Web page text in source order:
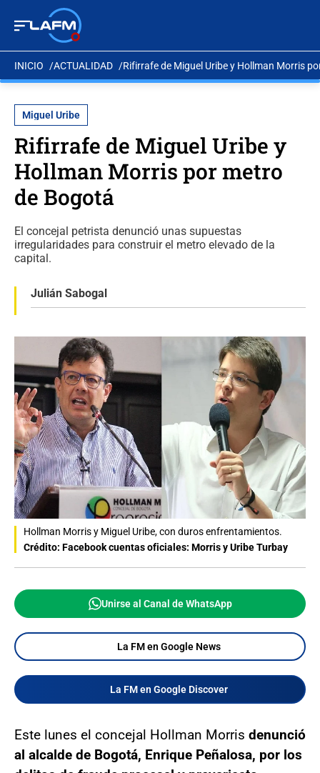
INICIO ACTUALIDAD Rifirrafe de Miguel Uribe y Hollman Morris
Miguel Uribe
Rifirrafe de Miguel Uribe y
Hollman Morris por metro
de Bogotá
El concejal petrista denunció unas supuestas
irregularidades para construir el metro elevado de la
capital.
Julián Sabogal
Hollman Morris y Miguel Uribe, con duros enfrentamientos.
Crédito: Facebook cuentas oficiales: Morris y Uribe Turbay
Unirse al Canal de WhatsApp
La FM en Google News
La FM en Google Discover
Este lunes el concejal Hollman Morris denunció
al alcalde de Bogotá, Enrique Peñalosa, por los